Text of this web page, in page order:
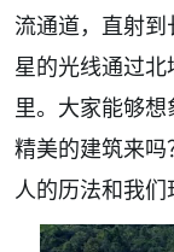
流通道，直射
星的光线通过
里。大家能够
精美的建筑来
人的历法和我们